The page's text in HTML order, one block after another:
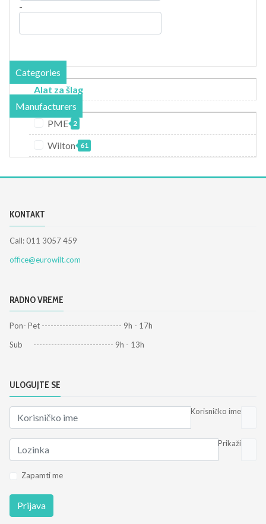
-
Categories
Alat za šlag
Manufacturers
PME 2
Wilton 61
KONTAKT
Call: 011 3057 459
office@eurowilt.com
RADNO VREME
Pon- Pet --------------------------- 9h - 17h
Sub --------------------------- 9h - 13h
ULOGUJTE SE
Korisničko ime
Prikaži
Zapamti me
Prijava